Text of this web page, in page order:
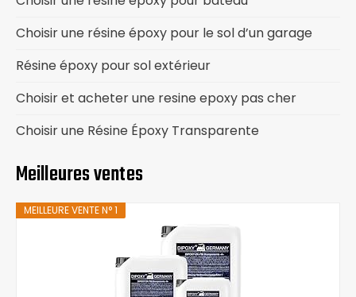
Choisir une résine époxy pour le sol d’un garage
Résine époxy pour sol extérieur
Choisir et acheter une resine epoxy pas cher
Choisir une Résine Époxy Transparente
Meilleures ventes
MEILLEURE VENTE N° 1